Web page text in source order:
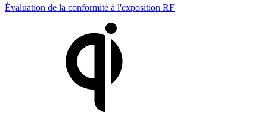
Évaluation de la conformité à l'exposition RF